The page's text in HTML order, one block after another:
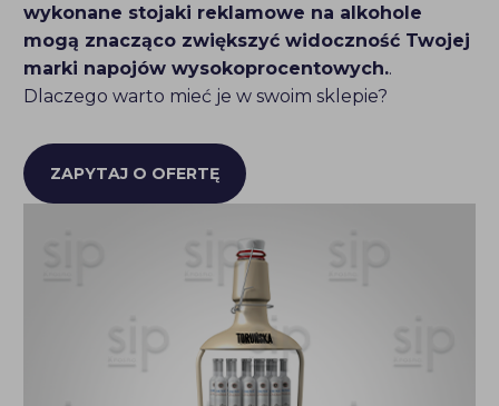
wykonane stojaki reklamowe na alkohole
mogą znacząco zwiększyć widoczność Twojej
marki napojów wysokoprocentowych..
Dlaczego warto mieć je w swoim sklepie?
ZAPYTAJ O OFERTĘ